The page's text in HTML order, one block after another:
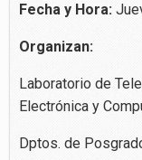
Fecha y Hora:
Organizan:
Laboratorio de
Electrónica y
Dptos. de